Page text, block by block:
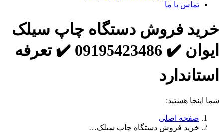
تماس با ما
خرید فروش دستگاه چاپ سیلک
ایوان ✔️ 09195423486 ✔️ تعرفه
استاندارد
شما اینجا هستید:
صفحه اصلی
خرید فروش دستگاه چاپ سیلک…